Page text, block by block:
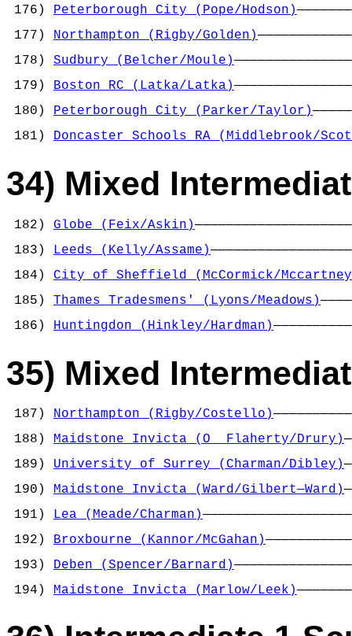
176) Peterborough City (Pope/Hodson)
177) Northampton (Rigby/Golden)
178) Sudbury (Belcher/Moule)
179) Boston RC (Latka/Latka)
180) Peterborough City (Parker/Taylor)
181) Doncaster Schools RA (Middlebrook/
34) Mixed
182) Globe (Feix/Askin)
183) Leeds (Kelly/Assame)
184) City of Sheffield (McCormick/
185) Thames Tradesmens' (Lyons/Meadows)
186) Huntingdon (Hinkley/Hardman)
35) Mixed
187) Northampton (Rigby/Costello)
188) Maidstone Invicta (O  Flaherty/Drury)
189) University of Surrey (Charman/Dibley)
190) Maidstone Invicta (Ward/Gilbert—Ward)
191) Lea (Meade/Charman)
192) Broxbourne (Kannor/McGahan)
193) Deben (Spencer/Barnard)
194) Maidstone Invicta (Marlow/Leek)